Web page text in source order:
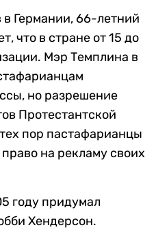
Германии, 66-летний
что в стране от 15 до
Мэр Темплина в
но разрешение
Протестантской
пор пастафарианцы
на рекламу своих
году придумал
Хендерсон.